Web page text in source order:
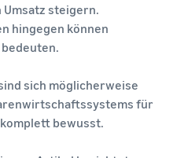
steigern.
hingegen können
sich möglicherweise
für
bewusst.